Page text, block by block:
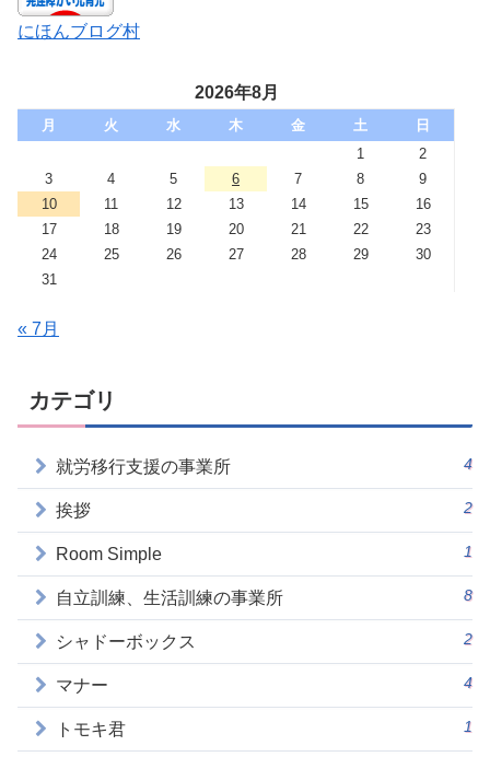
にほんブログ村
2026年8月
月 火 水 木 金 土
日
1
2
3
4 5 6 7 8
9
10
11 12 13 14 15
16
17
18 19 20 21 22
23
24
25 26 27 28 29
30
31
« 7月
カテゴリ
就労移行支援の事業所 4
挨拶 2
Room Simple 1
自立訓練、生活訓練の事業所 8
シャドーボックス 2
マナー 4
トモキ君 1